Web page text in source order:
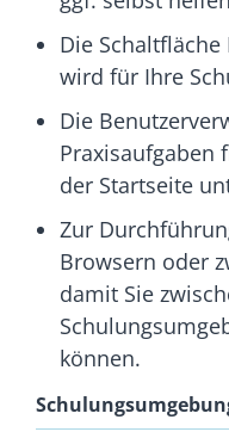
Die
wird für Ihre
Die
Praxisaufgaben
der Startseite
Zur
Browsern oder
damit Sie
können.